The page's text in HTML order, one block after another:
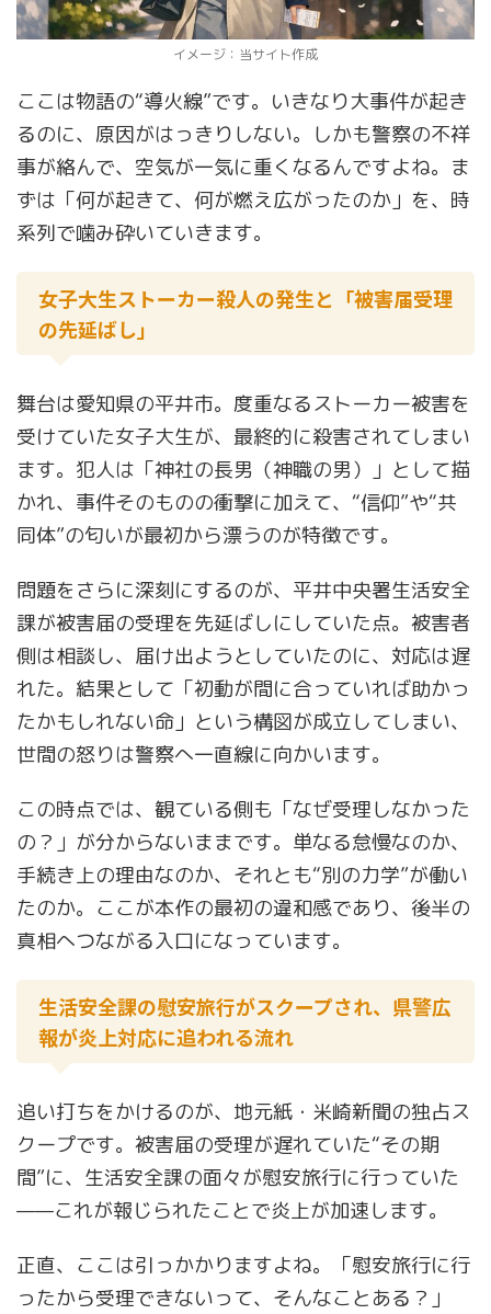
イメージ：当サイト作成
ここは物語の“導火線”です。いきなり大事件が起き
るのに、原因がはっきりしない。しかも警察の不祥
事が絡んで、空気が一気に重くなるんですよね。ま
ずは「何が起きて、何が燃え広がったのか」を、時
系列で噛み砕いていきます。
女子大生ストーカー殺人の発生と「被害届受理
の先延ばし」
舞台は愛知県の平井市。度重なるストーカー被害を
受けていた女子大生が、最終的に殺害されてしまい
ます。犯人は「神社の長男（神職の男）」として描
かれ、事件そのものの衝撃に加えて、“信仰”や“共
同体”の匂いが最初から漂うのが特徴です。
問題をさらに深刻にするのが、平井中央署生活安全
課が被害届の受理を先延ばしにしていた点。被害者
側は相談し、届け出ようとしていたのに、対応は遅
れた。結果として「初動が間に合っていれば助かっ
たかもしれない命」という構図が成立してしまい、
世間の怒りは警察へ一直線に向かいます。
この時点では、観ている側も「なぜ受理しなかった
の？」が分からないままです。単なる怠慢なのか、
手続き上の理由なのか、それとも“別の力学”が働い
たのか。ここが本作の最初の違和感であり、後半の
真相へつながる入口になっています。
生活安全課の慰安旅行がスクープされ、県警広
報が炎上対応に追われる流れ
追い打ちをかけるのが、地元紙・米崎新聞の独占ス
クープです。被害届の受理が遅れていた“その期
間”に、生活安全課の面々が慰安旅行に行っていた
——これが報じられたことで炎上が加速します。
正直、ここは引っかかりますよね。「慰安旅行に行
ったから受理できないって、そんなことある？」